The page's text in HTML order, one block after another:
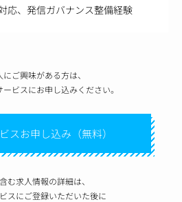
応、発信ガバナンス整備経験
にご興味がある方は、
ビスにお申し込みください。
スお申し込み（無料）
む求人情報の詳細は、
スにご登録いただいた後に